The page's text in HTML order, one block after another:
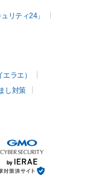
リティ24」
ラエ）
し対策